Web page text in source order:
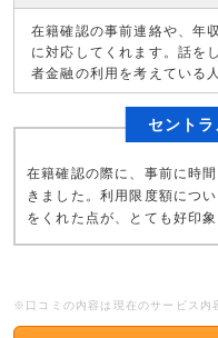
在籍確認の事前連絡や、年
に対応してくれます。話を
者金融の利用を考えている
セント
在籍確認の際に、事前に時
きました。利用限度額につ
をくれた点が、とても好印象
※口コミの内容は現在のサービス内